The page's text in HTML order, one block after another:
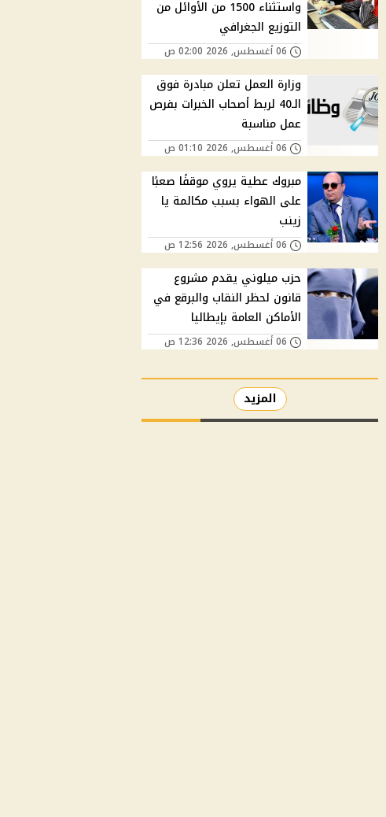
واستثناء 1500 من الأوائل من
التوزيع الجغرافي
06 أغسطس, 2026 02:00 ص
وزارة العمل تعلن مبادرة فوق
الـ40 لربط أصحاب الخبرات بفرص
عمل مناسبة
06 أغسطس, 2026 01:10 ص
مبروك عطية يروي موقفًا صعبًا
على الهواء بسبب مكالمة يا
زينب
06 أغسطس, 2026 12:56 ص
حزب ميلوني يقدم مشروع
قانون لحظر النقاب والبرقع في
الأماكن العامة بإيطاليا
06 أغسطس, 2026 12:36 ص
المزيد